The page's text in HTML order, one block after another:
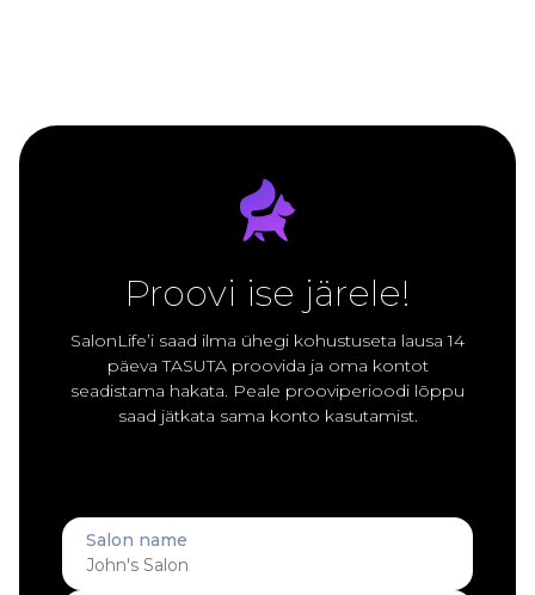
Proovi ise järele!
SalonLife’i saad ilma ühegi kohustuseta lausa 14
päeva TASUTA proovida ja oma kontot
seadistama hakata. Peale prooviperioodi lõppu
saad jätkata sama konto kasutamist.